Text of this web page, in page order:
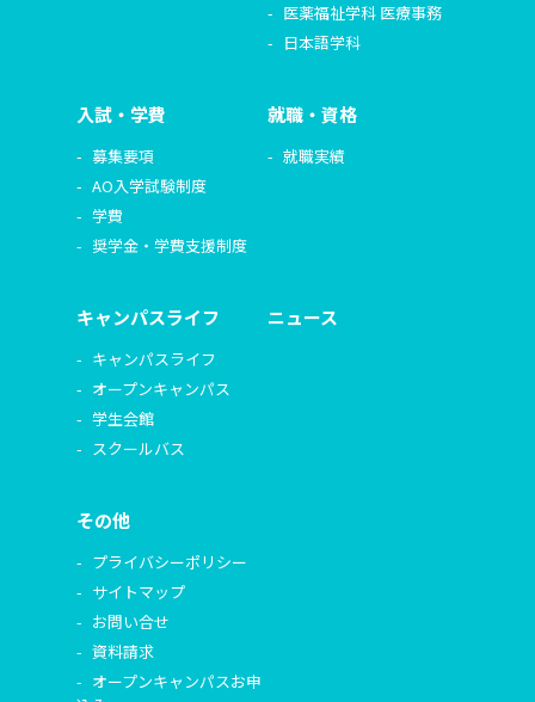
医薬福祉学科 医療事務
日本語学科
入試・学費
募集要項
AO入学試験制度
学費
奨学金・学費支援制度
就職・資格
就職実績
キャンパスライフ
キャンパスライフ
オープンキャンパス
学生会館
スクールバス
ニュース
その他
プライバシーポリシー
サイトマップ
お問い合せ
資料請求
オープンキャンパスお申